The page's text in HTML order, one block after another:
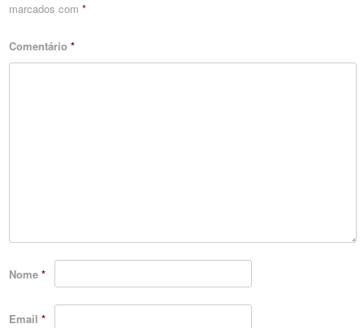
marcados com*
Comentário*
Nome*
Email*